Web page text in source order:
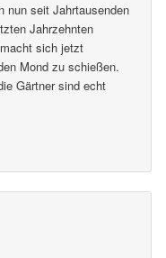
nun seit Jahrtausenden
Jahrzehnten
sich jetzt
Mond zu schießen.
Gärtner sind echt